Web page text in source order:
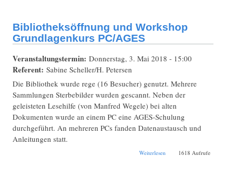
Bibliotheksöffnung und Workshop
Grundlagenkurs PC/AGES
Veranstaltungstermin: Donnerstag, 3. Mai 2018 - 15:00
Referent: Sabine Scheller/H. Petersen
Die Bibliothek wurde rege (16 Besucher) genutzt. Mehrere
Sammlungen Sterbebilder wurden gescannt. Neben der
geleisteten Lesehilfe (von Manfred Wegele) bei alten
Dokumenten wurde an einem PC eine AGES-Schulung
durchgeführt. An mehreren PCs fanden Datenaustausch und
Anleitungen statt.
Weiterlesen 1618 Aufrufe